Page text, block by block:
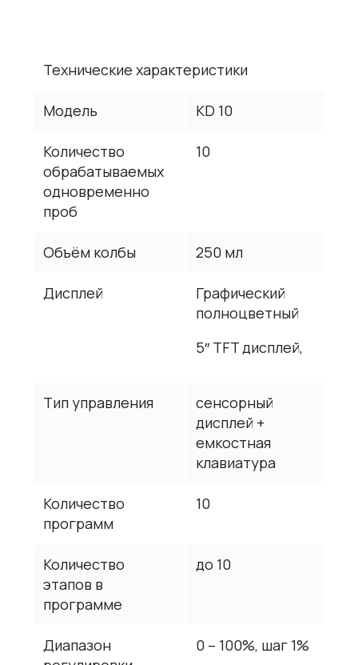
Технические характеристики
Модель KD 10
Количество
обрабатываемых
одновременно
проб
10
Объём колбы 250 мл
Дисплей
Графический
полноцветный
5″ TFT дисплей,
Тип управления
сенсорный
дисплей +
емкостная
клавиатура
Количество
программ
10
Количество
этапов в
программе
до 10
Диапазон
0 – 100%, шаг 1%